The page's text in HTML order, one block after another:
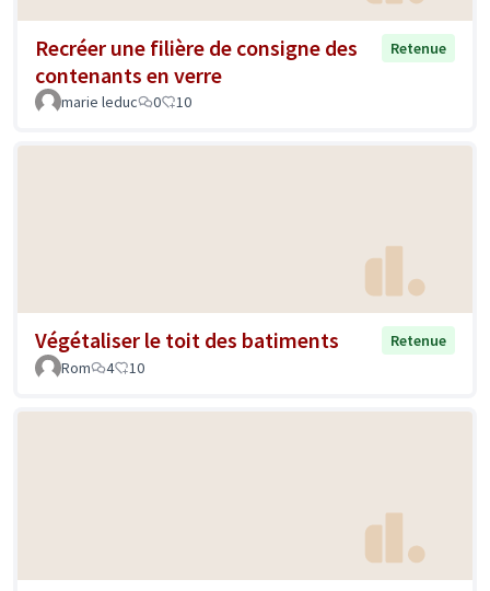
Recréer une filière de consigne des
contenants en verre
Retenue
marie leduc 0 10
Végétaliser le toit des batiments
Retenue
Rom
4 10